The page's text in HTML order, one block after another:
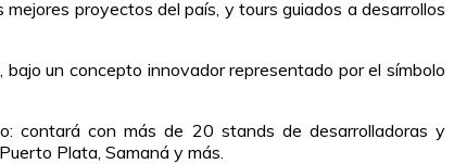
proyectos del país, y tours guiados a desarrollos
un concepto innovador representado por el símbolo
contará con más de 20 stands de desarrolladoras y
Plata, Samaná y más.